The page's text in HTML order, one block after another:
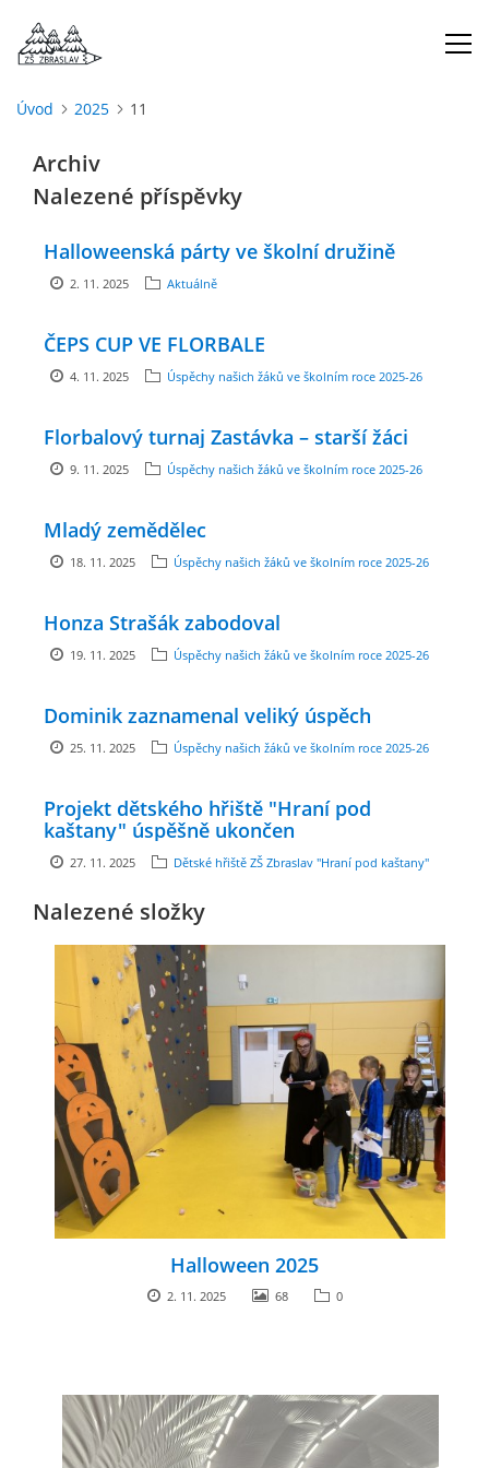
O NÁS
ŠKOLNÍ ROK
DOKUMENTY
PROJEKTY
ENVIRONMENTÁLNÍ VÝCHOVA
ŠKOLNÍ DRUŽINA
ARCHIV
KROUŽKY
GDPR
PŘEDŠKOLÁCI
JAK MOTIVOVAT DÍTĚ KE ČTENÍ
REZERVAČNÍ SYSTÉM SPORTOVNÍ HALY
ŠKOLNÍ PORADENSKÉ PRACOVIŠTĚ
NAUČNÁ STEZKA ZBRASLAV
Úvod 2025 11
Archiv
Nalezené příspěvky
Halloweenská párty ve školní družině
2. 11. 2025 Aktuálně
ČEPS CUP VE FLORBALE
4. 11. 2025 Úspěchy našich žáků ve školním roce 2025-26
Florbalový turnaj Zastávka – starší žáci
9. 11. 2025 Úspěchy našich žáků ve školním roce 2025-26
Mladý zemědělec
18. 11. 2025 Úspěchy našich žáků ve školním roce 2025-26
Honza Strašák zabodoval
19. 11. 2025 Úspěchy našich žáků ve školním roce 2025-26
Dominik zaznamenal veliký úspěch
25. 11. 2025 Úspěchy našich žáků ve školním roce 2025-26
Projekt dětského hřiště "Hraní pod
kaštany" úspěšně ukončen
27. 11. 2025 Dětské hřiště ZŠ Zbraslav "Hraní pod kaštany"
Nalezené složky
Halloween 2025
2. 11. 2025 68 0